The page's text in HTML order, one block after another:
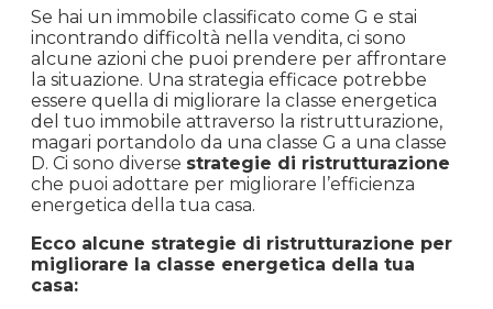
tendono a preferire immobili che offrano un
minor impatto ambientale e costi energetici più
contenuti.
Le case con classe energetica A o B sono
considerate un investimento più conveniente a
lungo termine grazie ai minori costi di gestione e
al risparmio energetico. Questo rende tali
immobili più attraenti sul mercato e può
influenzare positivamente il valore di vendita.
Se hai un immobile classificato come G e stai
incontrando difficoltà nella vendita, ci sono
alcune azioni che puoi prendere per affrontare